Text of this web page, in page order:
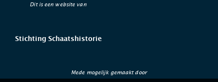
Dit is een website van
Stichting Schaatshistorie
Mede mogelijk gemaakt door